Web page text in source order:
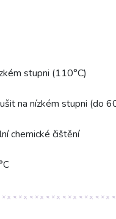
stupni (110°C)
na nízkém stupni (do
chemické čištění